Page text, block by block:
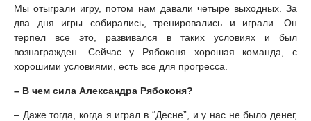
Мы отыграли игру, потом нам давали четыре выходных. За
два дня игры собирались, тренировались и играли. Он
терпел все это, развивался в таких условиях и был
вознагражден. Сейчас у Рябоконя хорошая команда, с
хорошими условиями, есть все для прогресса.
– В чем сила Александра Рябоконя?
– Даже тогда, когда я играл в “Десне”, и у нас не было денег,